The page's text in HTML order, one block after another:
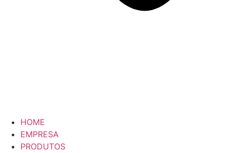
HOME
EMPRESA
PRODUTOS